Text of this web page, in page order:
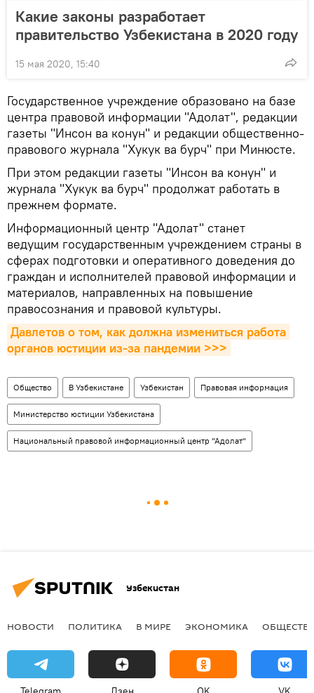
Какие законы разработает
правительство Узбекистана в 2020 году
15 мая 2020, 15:40
Государственное учреждение образовано на базе
центра правовой информации "Адолат", редакции
газеты "Инсон ва конун" и редакции общественно-
правового журнала "Хукук ва бурч" при Минюсте.
При этом редакции газеты "Инсон ва конун" и
журнала "Хукук ва бурч" продолжат работать в
прежнем формате.
Информационный центр "Адолат" станет
ведущим государственным учреждением страны в
сферах подготовки и оперативного доведения до
граждан и исполнителей правовой информации и
материалов, направленных на повышение
правосознания и правовой культуры.
Давлетов о том, как должна измениться работа
органов юстиции из-за пандемии >>>
Общество В Узбекистане Узбекистан Правовая информация
Министерство юстиции Узбекистана
Национальный правовой информационный центр "Адолат"
Узбекистан
НОВОСТИ ПОЛИТИКА В МИРЕ ЭКОНОМИКА